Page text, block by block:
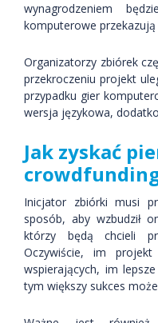
wynagrodzeniem
komputerowe
Organizatorzy zbiórek
przekroczeniu projekt
przypadku gier
wersja językowa,
Jak zyskać
Inicjator zbiórki musi
sposób, aby wzbudził
którzy będą chcieli
Oczywiście, im
wspierających, im
tym większy sukces